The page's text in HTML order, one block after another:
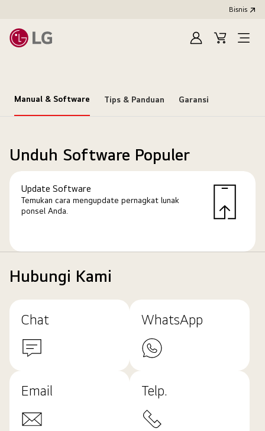
Bisnis
MasukKeranjang
Open
Manual & Software Tips & Panduan Garansi
Unduh Software Populer
Update Software
Temukan cara mengupdate pernagkat lunak
ponsel Anda.
Hubungi Kami
Chat WhatsApp
Email Telp.